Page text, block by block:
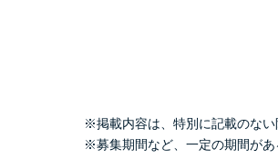
※掲載内容は、特別に記載のない
※募集期間など、一定の期間があ